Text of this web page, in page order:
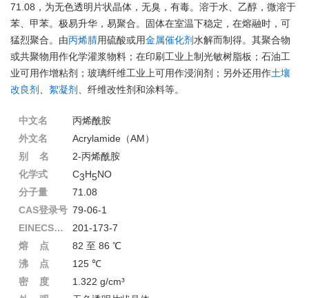
71.08，为无色透明片状晶体，无臭，有毒。溶于水、乙醇，微溶于
苯、甲苯。极易升华，易聚合。固体在室温下稳定，在熔融时，可
猛烈聚合。由丙烯腈用硫酸或用金属催化剂水解而制得。其聚合物
或共聚物用作化学灌浆物料；在印刷工业上制光敏树脂板；石油工
业可用作增粘剂；玻璃纤维工业上可用作浸润剂；另外还用作土壤
改良剂
絮凝剂 、纤维改性剂和涂料等。
中文名
丙烯酰胺
外文名
Acrylamide（AM）
别 名
2-丙烯酰胺
化学式
C3H5NO
分子量
71.08
CAS登录号 79-06-1
EINECS登录号
201-173-7
熔 点
82 至 86 ℃
沸 点
125 ℃
密 度
1.322 g/cm³